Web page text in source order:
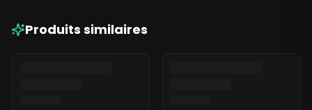
Produits similaires